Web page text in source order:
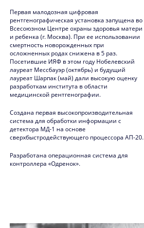
2007
2006
2005
2004
2003
2001
2000
1999
Первая малодозная цифровая
рентгенографическая установка запущена во
Всесоюзном Центре охраны здоровья матери
и ребенка (г. Москва). При ее использовании
смертность новорожденных при
осложненных родах снижена в 5 раз.
Посетившие ИЯФ в этом году Нобелевский
лауреат Мессбауэр (октябрь) и будущий
лауреат Шарпак (май) дали высокую оценку
разработкам института в области
медицинской рентгенографии.
Создана первая высокопроизводительная
система для обработки информации с
детектора МД-1 на основе
сверхбыстродействующего процессора АП-20.
Разработана операционная система для
контроллера «Одренок».